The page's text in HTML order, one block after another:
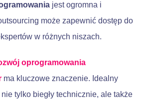
jest ogromna i
może zapewnić dostęp do
w różnych niszach.
oprogramowania
ma kluczowe znaczenie. Idealny
tylko biegły technicznie, ale także